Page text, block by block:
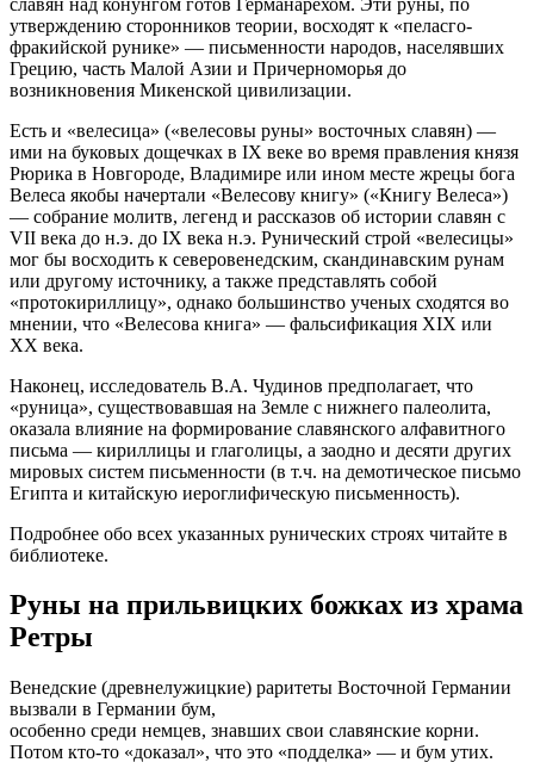
утверждению сторонников теории, восходят к «пеласго-
фракийской рунике» — письменности народов, населявших
Грецию, часть Малой Азии и Причерноморья до
возникновения Микенской цивилизации.
Есть и «велесица» («велесовы руны» восточных славян) —
ими на буковых дощечках в IX веке во время правления князя
Рюрика в Новгороде, Владимире или ином месте жрецы бога
Велеса якобы начертали «Велесову книгу» («Книгу Велеса»)
— собрание молитв, легенд и рассказов об истории славян с
VII века до н.э. до IX века н.э. Рунический строй «велесицы»
мог бы восходить к северовенедским, скандинавским рунам
или другому источнику, а также представлять собой
«протокириллицу», однако большинство ученых сходятся во
мнении, что «Велесова книга» — фальсификация XIX или
XX века.
Наконец, исследователь В.А. Чудинов предполагает, что
«руница», существовавшая на Земле с нижнего палеолита,
оказала влияние на формирование славянского алфавитного
письма — кириллицы и глаголицы, а заодно и десяти других
мировых систем письменности (в т.ч. на демотическое письмо
Египта и китайскую иероглифическую письменность).
Подробнее обо всех указанных рунических строях читайте в
библиотеке.
Руны на прильвицких божках из храма
Ретры
Венедские (древнелужицкие) раритеты Восточной Германии
вызвали в Германии бум,
особенно среди немцев, знавших свои славянские корни.
Потом кто-то «доказал», что это «подделка» — и бум утих.